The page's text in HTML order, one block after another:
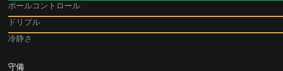
ボールコントロール
ドリブル
冷静さ
守備